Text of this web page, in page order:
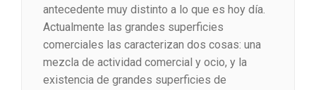
antecedente muy distinto a lo que es hoy día.
Actualmente las grandes superficies
comerciales las caracterizan dos cosas: una
mezcla de actividad comercial y ocio, y la
existencia de grandes superficies de